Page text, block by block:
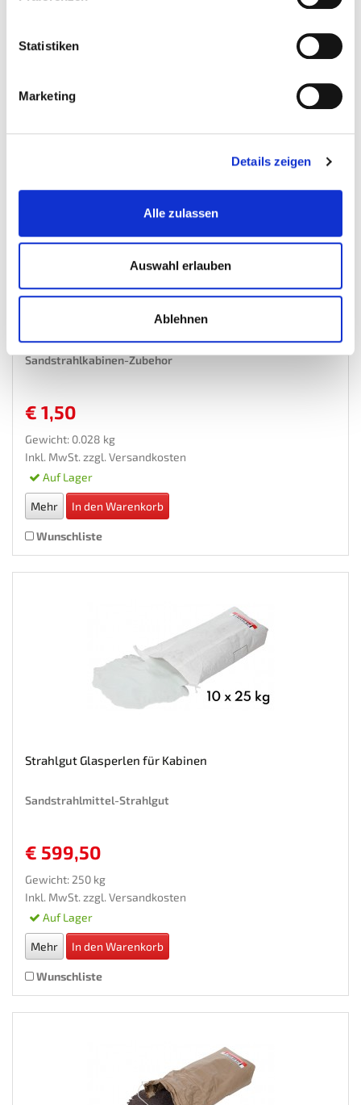
Statistiken
Marketing
Details zeigen
Alle zulassen
Auswahl erlauben
Ablehnen
Wunschliste
Schutzfolie für Fenster 0007, 0008 en 1314
Sandstrahlkabinen-Zubehor
€ 1,50
Gewicht: 0.028 kg
Inkl. MwSt. zzgl. Versandkosten
Auf Lager
Mehr In den Warenkorb
Wunschliste
Strahlgut Glasperlen für Kabinen
Sandstrahlmittel-Strahlgut
€ 599,50
Gewicht: 250 kg
Inkl. MwSt. zzgl. Versandkosten
Auf Lager
Mehr In den Warenkorb
Wunschliste